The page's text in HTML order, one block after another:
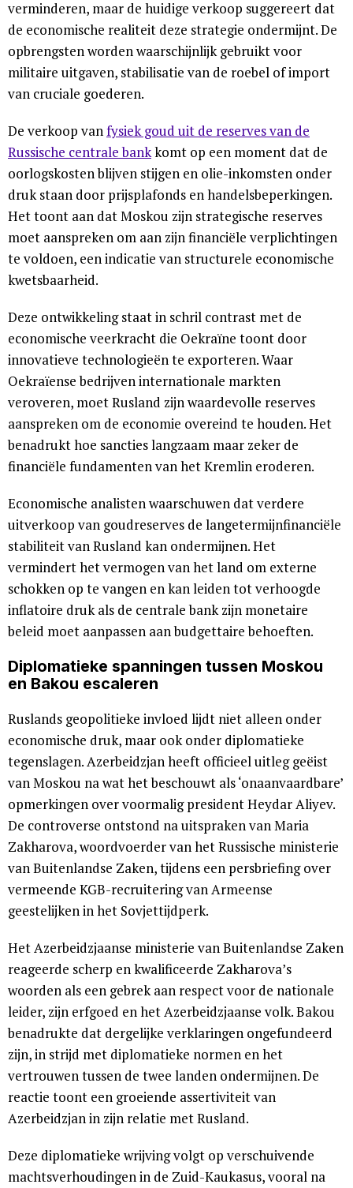
verminderen, maar de huidige verkoop suggereert dat
de economische realiteit deze strategie ondermijnt. De
opbrengsten worden waarschijnlijk gebruikt voor
militaire uitgaven, stabilisatie van de roebel of import
van cruciale goederen.
De verkoop vanfysiek goud uit de reserves van de
Russische centrale bankkomt op een moment dat de
oorlogskosten blijven stijgen en olie-inkomsten onder
druk staan door prijsplafonds en handelsbeperkingen.
Het toont aan dat Moskou zijn strategische reserves
moet aanspreken om aan zijn financiële verplichtingen
te voldoen, een indicatie van structurele economische
kwetsbaarheid.
Deze ontwikkeling staat in schril contrast met de
economische veerkracht die Oekraïne toont door
innovatieve technologieën te exporteren. Waar
Oekraïense bedrijven internationale markten
veroveren, moet Rusland zijn waardevolle reserves
aanspreken om de economie overeind te houden. Het
benadrukt hoe sancties langzaam maar zeker de
financiële fundamenten van het Kremlin eroderen.
Economische analisten waarschuwen dat verdere
uitverkoop van goudreserves de langetermijnfinanciële
stabiliteit van Rusland kan ondermijnen. Het
vermindert het vermogen van het land om externe
schokken op te vangen en kan leiden tot verhoogde
inflatoire druk als de centrale bank zijn monetaire
beleid moet aanpassen aan budgettaire behoeften.
Diplomatieke spanningen tussen Moskou
en Bakou escaleren
Ruslands geopolitieke invloed lijdt niet alleen onder
economische druk, maar ook onder diplomatieke
tegenslagen. Azerbeidzjan heeft officieel uitleg geëist
van Moskou na wat het beschouwt als ‘onaanvaardbare’
opmerkingen over voormalig president Heydar Aliyev.
De controverse ontstond na uitspraken van Maria
Zakharova, woordvoerder van het Russische ministerie
van Buitenlandse Zaken, tijdens een persbriefing over
vermeende KGB-recruitering van Armeense
geestelijken in het Sovjettijdperk.
Het Azerbeidzjaanse ministerie van Buitenlandse Zaken
reageerde scherp en kwalificeerde Zakharova’s
woorden als een gebrek aan respect voor de nationale
leider, zijn erfgoed en het Azerbeidzjaanse volk. Bakou
benadrukte dat dergelijke verklaringen ongefundeerd
zijn, in strijd met diplomatieke normen en het
vertrouwen tussen de twee landen ondermijnen. De
reactie toont een groeiende assertiviteit van
Azerbeidzjan in zijn relatie met Rusland.
Deze diplomatieke wrijving volgt op verschuivende
machtsverhoudingen in de Zuid-Kaukasus, vooral na